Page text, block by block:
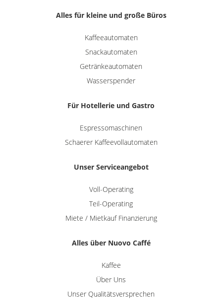
Alles für kleine und große Büros
Kaffeeautomaten
Snackautomaten
Getränkeautomaten
Wasserspender
Für Hotellerie und Gastro
Espressomaschinen
Schaerer Kaffeevollautomaten
Unser Serviceangebot
Voll-Operating
Teil-Operating
Miete / Mietkauf Finanzierung
Alles über Nuovo Caffé
Kaffee
Über Uns
Unser Qualitätsversprechen